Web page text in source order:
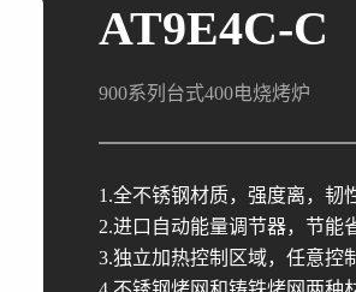
AT9E4C-C
900系列台式400电烧烤炉
1.全不锈钢材质，强度离，韧
2.进口自动能量调节器，节能
3.独立加热控制区域，任意控